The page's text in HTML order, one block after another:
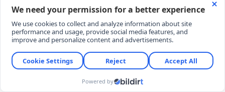
toplumdaki şüpheleri ortadan kaldırmak.
Seçilmişlerin iradesini güvence altına almak ve
ülke olmak. Tüm bunlar sağlandıktan sonra da
milletin önüne hiçbir soru işaretine mahal vermeden
çıkmak en doğru seçenek olacaktır.